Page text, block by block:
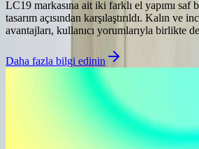
LC19 markasına ait iki farklı el yapımı saf
tasarım açısından karşılaştırıldı. Kalın ve
avantajları, kullanıcı yorumlarıyla birlikte
Daha fazla bilgi edinin